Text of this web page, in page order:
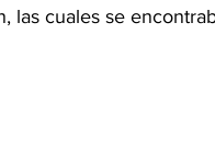
las cuales se